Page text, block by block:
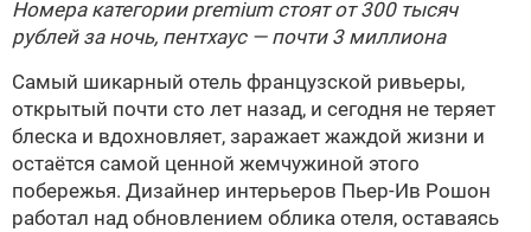
Номера категории premium стоят от 300 тысяч
рублей за ночь, пентхаус — почти 3 миллиона
Самый шикарный отель французской ривьеры,
открытый почти сто лет назад, и сегодня не теряет
блеска и вдохновляет, заражает жаждой жизни и
остаётся самой ценной жемчужиной этого
побережья. Дизайнер интерьеров Пьер-Ив Рошон
работал над обновлением облика отеля, оставаясь